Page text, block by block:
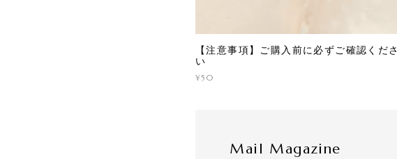
【注意事項】ご購入前に必ずご確認くださ
い
¥50
Mail Magazine